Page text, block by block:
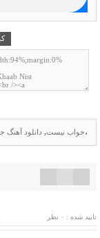
،خواب نیست, دانلود آهنگ
تایید شده : ۰ نظر